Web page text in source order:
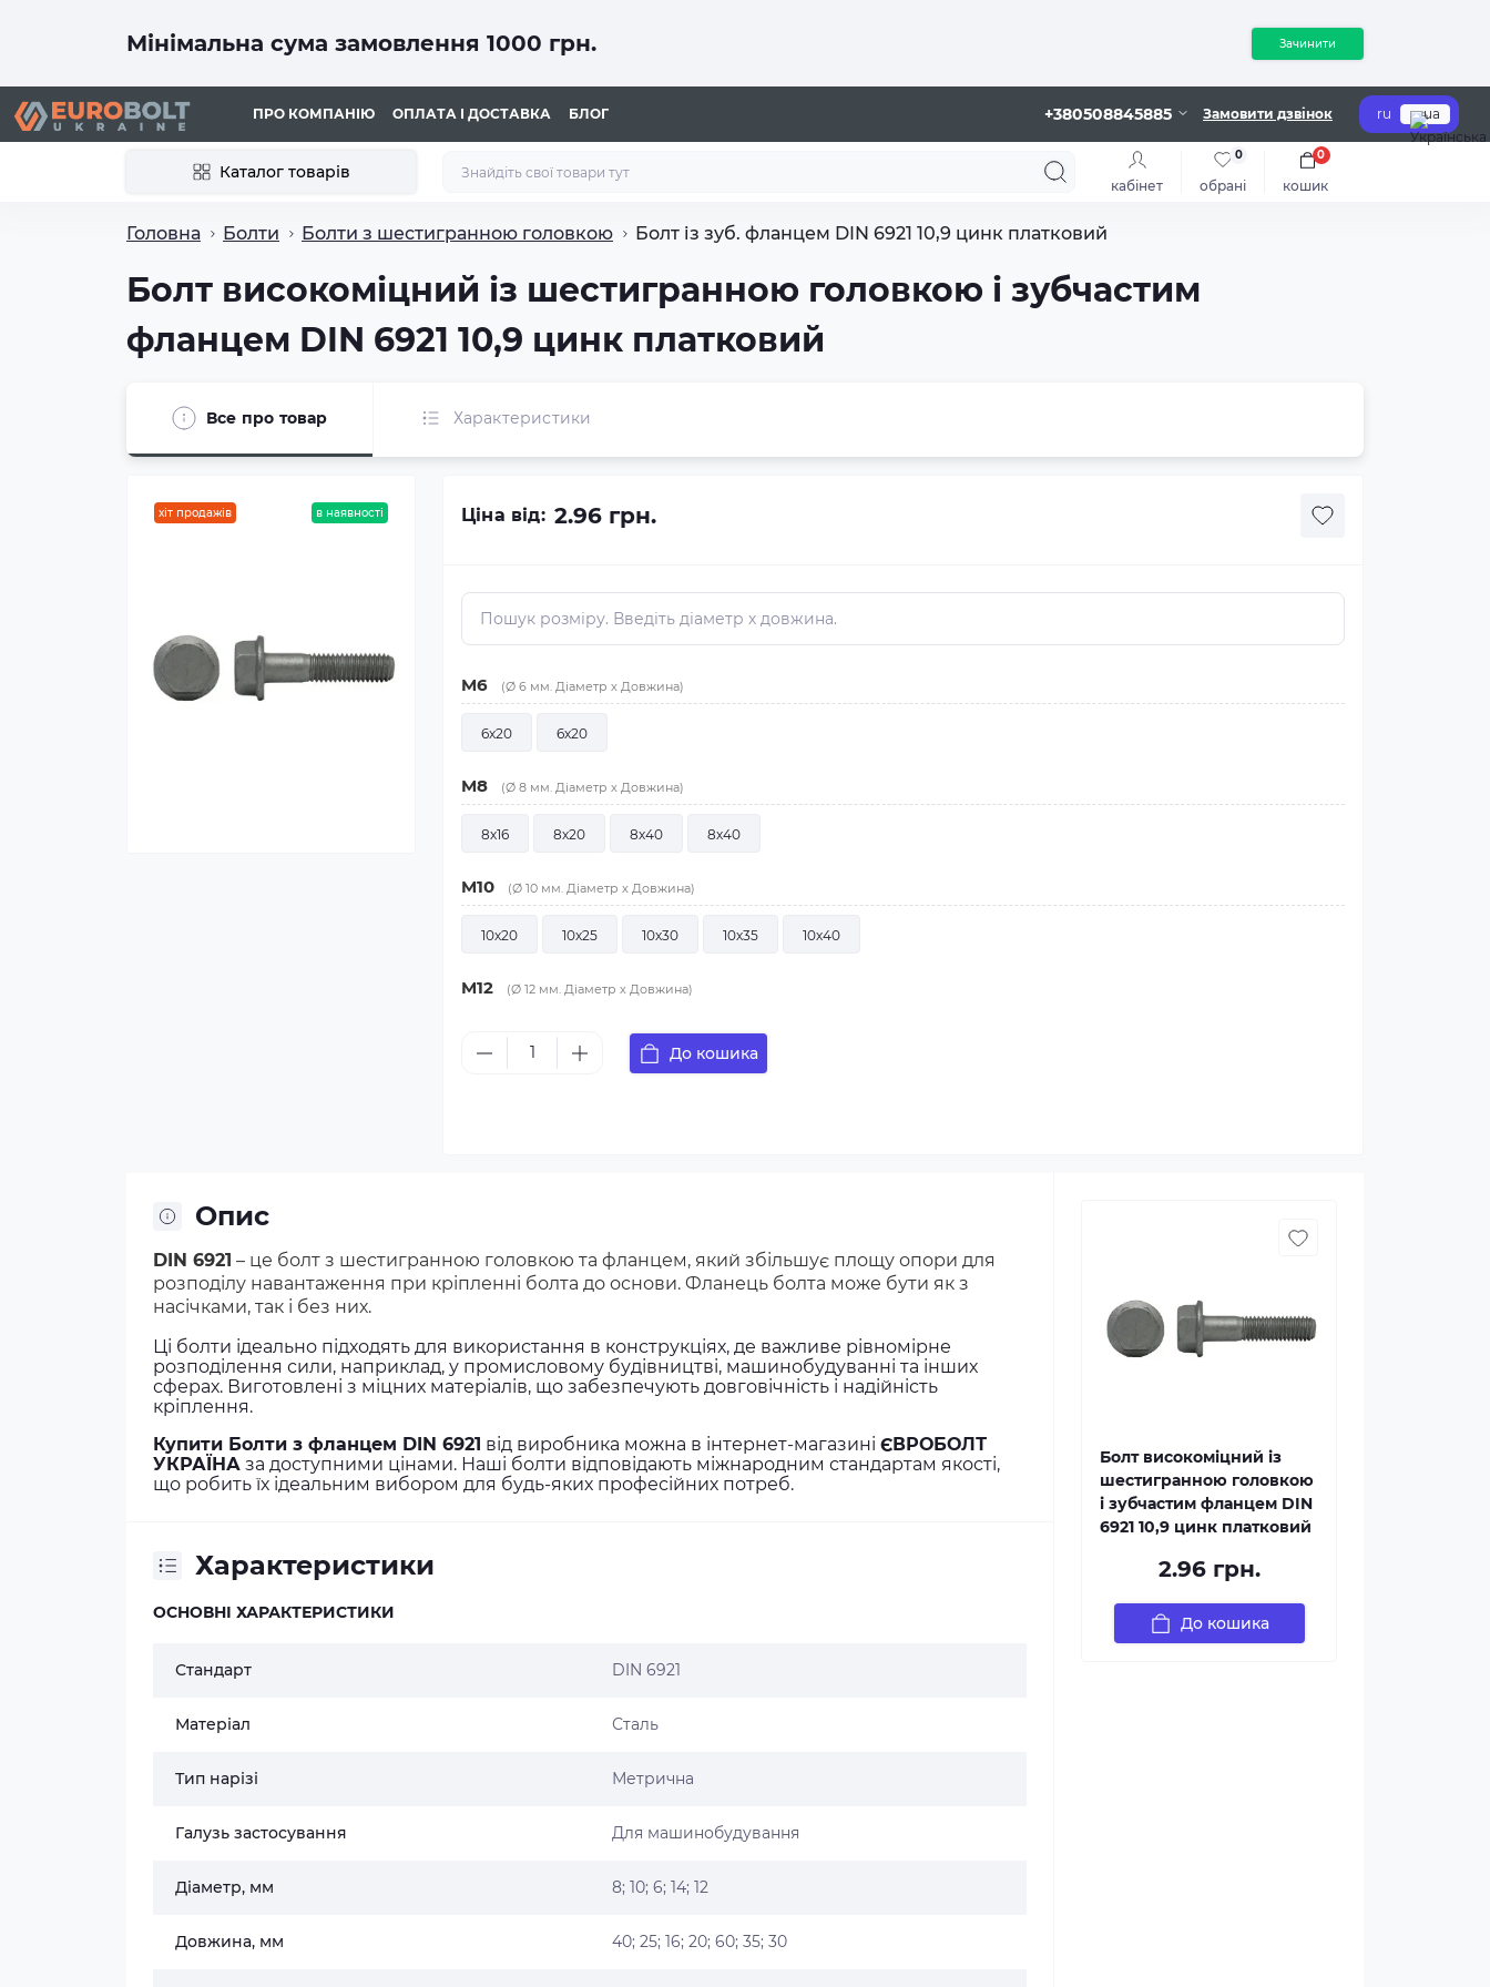
Мінімальна сума замовлення 1000 грн. Зачинити
ПРО КОМПАНІЮ ОПЛАТА І ДОСТАВКА БЛОГ +380508845885 Замовити дзвінок ru ua
Каталог товарів
кабінет обрані
0
кошик
0
Головна Болти Болти з шестигранною головкою Болт із зуб. фланцем DIN 6921 10,9 цинк платковий
Болт високоміцний із шестигранною головкою і зубчастим
фланцем DIN 6921 10,9 цинк платковий
Все про товар Характеристики
хіт продажів в наявності Ціна від: 2.96 грн.
M6 (Ø 6 мм. Діаметр х Довжина)
6х20 6х20
M8 (Ø 8 мм. Діаметр х Довжина)
8х16 8х20 8х40 8х40
M10 (Ø 10 мм. Діаметр х Довжина)
10х20 10х25 10х30 10х35 10х40
M12 (Ø 12 мм. Діаметр х Довжина)
12х25 12х35 12х40
До кошика
Опис
DIN 6921 – це болт з шестигранною головкою та фланцем, який збільшує площу опори для
розподілу навантаження при кріпленні болта до основи. Фланець болта може бути як з
насічками, так і без них.
Ці болти ідеально підходять для використання в конструкціях, де важливе рівномірне
розподілення сили, наприклад, у промисловому будівництві, машинобудуванні та інших
сферах. Виготовлені з міцних матеріалів, що забезпечують довговічність і надійність
кріплення.
Купити Болти з фланцем DIN 6921 від виробника можна в інтернет-магазині ЄВРОБОЛТ
УКРАЇНА за доступними цінами. Наші болти відповідають міжнародним стандартам якості,
що робить їх ідеальним вибором для будь-яких професійних потреб.
Характеристики
ОСНОВНІ ХАРАКТЕРИСТИКИ
Стандарт DIN 6921
Матеріал Сталь
Тип нарізі Метрична
Галузь застосування Для машинобудування
Діаметр, мм 8; 10; 6; 14; 12
Довжина, мм 40; 25; 16; 20; 60; 35; 30
Болт високоміцний із
шестигранною головкою
і зубчастим фланцем DIN
6921 10,9 цинк платковий
2.96 грн.
До кошика